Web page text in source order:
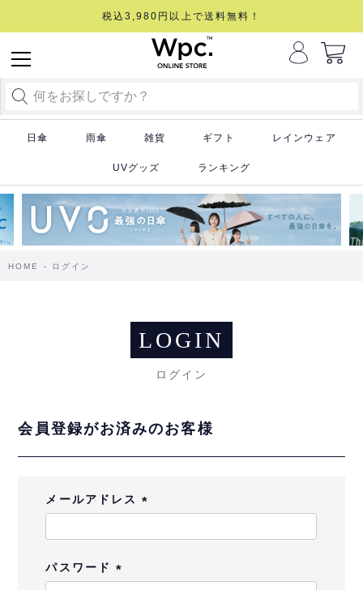
税込3,980円以上で送料無料！
日傘 雨傘 雑貨 ギフト レインウェア
UVグッズ ランキング
HOME ログイン
LOGIN
ログイン
会員登録がお済みのお客様
メールアドレス
必
パスワード